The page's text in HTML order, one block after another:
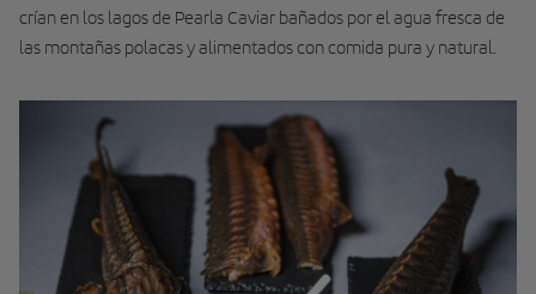
crían en los lagos de Pearla Caviar bañados por el agua fresca de
las montañas polacas y alimentados con comida pura y natural.